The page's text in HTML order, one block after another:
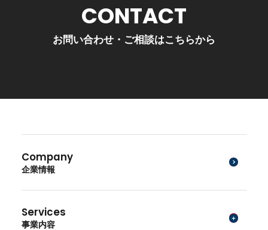
CONTACT
お問い合わせ・ご相談はこちらから
Company
企業情報
Services
事業内容